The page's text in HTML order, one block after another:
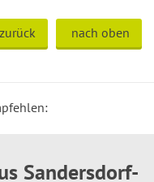
zurück nach oben
Sandersdorf-